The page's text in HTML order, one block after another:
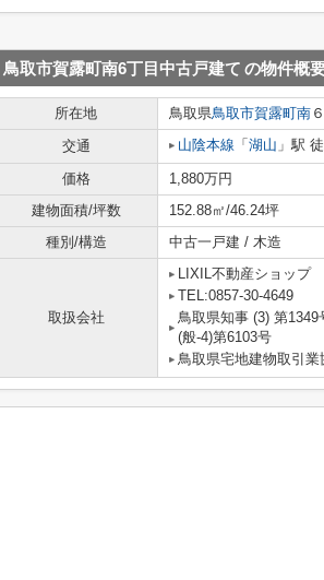
鳥取市賀露町南6丁目中古戸建て の物件概
所在地 鳥取県鳥取市賀露町南
交通
山陰本線 「 湖山 」駅
価格 1,880万円
建物面積/坪数
152.88㎡/46.24坪
種別/構造
中古一戸建 / 木造
取扱会社
LIXIL不動産ショップ
TEL:0857-30-4649
鳥取県知事 (3) 第
(般-4)第6103号
鳥取県宅地建物取引